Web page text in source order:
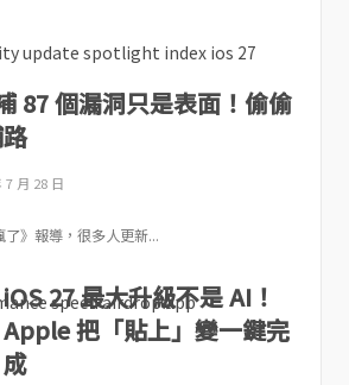
87 個漏洞只是表面！偷偷
7 月 28 日
了》報導，很多人更新...
iOS 27 最大升級不是 AI！
Apple 把「貼上」變一鍵完
成